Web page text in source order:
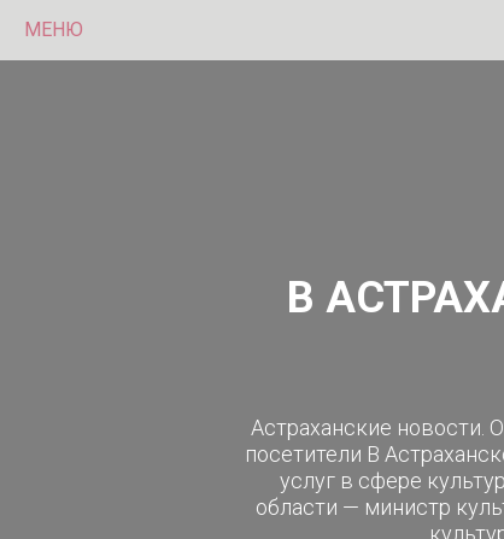
МЕНЮ
В
Астраханские новости.
посетители В
услуг в сфере
области — министр